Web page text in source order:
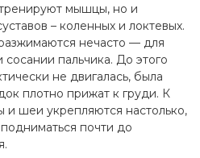
мышцы, но и
– коленных и локтевых.
нечасто — для
пальчика. До этого
не двигалась, была
плотно прижат к груди. К
шеи укрепляются настолько,
почти до